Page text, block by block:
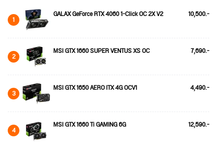
1 GALAX GeForce RTX 4060 1-Click OC 2X V2 10,500.-
2 MSI GTX 1660 SUPER VENTUS XS OC 7,690.-
3 MSI GTX 1650 AERO ITX 4G OCV1 4,490.-
4 MSI GTX 1660 Ti GAMING 6G 12,590.-